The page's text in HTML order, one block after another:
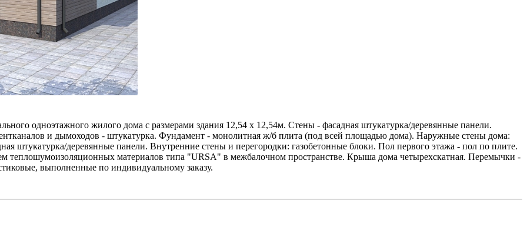
одноэтажного жилого дома с размерами здания 12,54 x 12,54м. Стены - фасадная штукатурка/деревянные панели.
и дымоходов - штукатурка. Фундамент - монолитная ж/б плита (под всей площадью дома). Наружные стены дома:
штукатурка/деревянные панели. Внутренние стены и перегородки: газобетонные блоки. Пол первого этажа - пол по плите.
теплошумоизоляционных материалов типа "URSA" в межбалочном пространстве. Крыша дома четырехскатная. Перемычки -
выполненные по индивидуальному заказу.